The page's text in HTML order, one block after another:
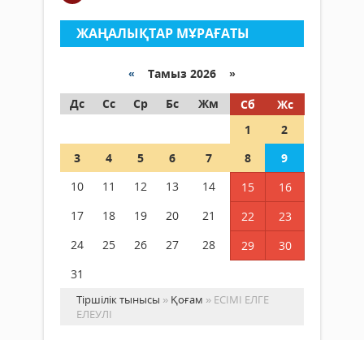
ЖАҢАЛЫҚТАР МҰРАҒАТЫ
« Тамыз 2026 »
Дс
Сс Ср Бс Жм Сб
Жс
1
2
3
4 5 6 7 8
9
10
11 12 13 14 15
16
17
18 19 20 21 22
23
24
25 26 27 28 29
30
31
Тіршілік тынысы » Қоғам » ЕСІМІ ЕЛГЕ
ЕЛЕУЛІ